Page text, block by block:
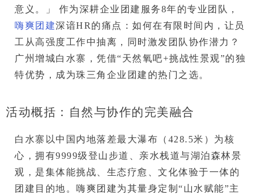
意义。」
作为深耕企业团建服务8年的专业团队，
嗨爽团建深谙HR的痛点：如何在有限时间内，让员
工从高强度工作中抽离，同时激发团队协作潜力？
广州增城白水寨 ，凭借“天然氧吧+挑战性景观”的独
特优势，成为珠三角企业团建的热门之选。
活动概括：自然与协作的完美融合
白水寨以 中国内地落差最大瀑布（428.5米） 为核
心，拥有9999级登山步道、亲水栈道与湖泊森林景
观，是集体能挑战、生态疗愈、文化体验于一体的
团建目的地。嗨爽团建为其量身定制“山水赋能”主